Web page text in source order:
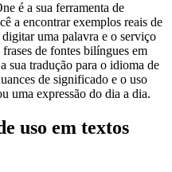
é a sua ferramenta de
a encontrar exemplos reais de
digitar uma palavra e o serviço
de fontes bilíngues em
sua tradução para o idioma de
de significado e o uso
uma expressão do dia a dia.
uso em textos